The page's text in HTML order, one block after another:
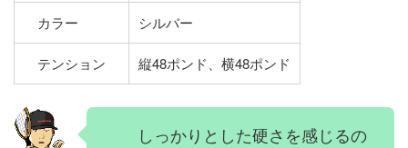
カラー シルバー
テンション 縦48ポンド、横48ポンド
しっかりとした硬さを感じるの